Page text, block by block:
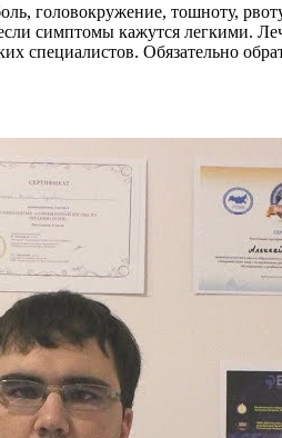
головокружение, тошноту,
симптомы кажутся легкими.
Обязательно